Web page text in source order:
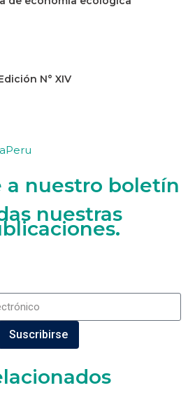
N° XIV
a nuestro boletín
nuestras
Suscribirse